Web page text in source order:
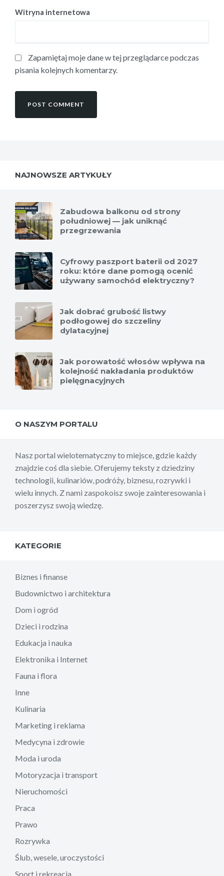
Witryna internetowa
Zapamiętaj moje dane w tej przeglądarce podczas
pisania kolejnych komentarzy.
NAJNOWSZE ARTYKUŁY
Zabudowa balkonu od strony
południowej — jak uniknąć
przegrzewania
Cyfrowy paszport baterii od 2027
roku: które dane pomogą ocenić
używany samochód elektryczny?
Jak dobrać grubość listwy
podłogowej do szczeliny
dylatacyjnej
Jak porowatość włosów wpływa na
kolejność nakładania produktów
pielęgnacyjnych
O NASZYM PORTALU
Nasz portal wielotematyczny to miejsce, gdzie każdy
znajdzie coś dla siebie. Oferujemy teksty z dziedziny
technologii, kulinariów, podróży, biznesu, rozrywki i
wielu innych. Z nami zaspokoisz swoje zainteresowania i
poszerzysz swoją wiedzę.
KATEGORIE
Biznes i finanse
Budownictwo i architektura
Dom i ogród
Dzieci i rodzina
Edukacja i nauka
Elektronika i Internet
Fauna i flora
Inne
Kulinaria
Marketing i reklama
Medycyna i zdrowie
Moda i uroda
Motoryzacja i transport
Nieruchomości
Praca
Prawo
Rozrywka
Ślub, wesele, uroczystości
Sport i rekreacja